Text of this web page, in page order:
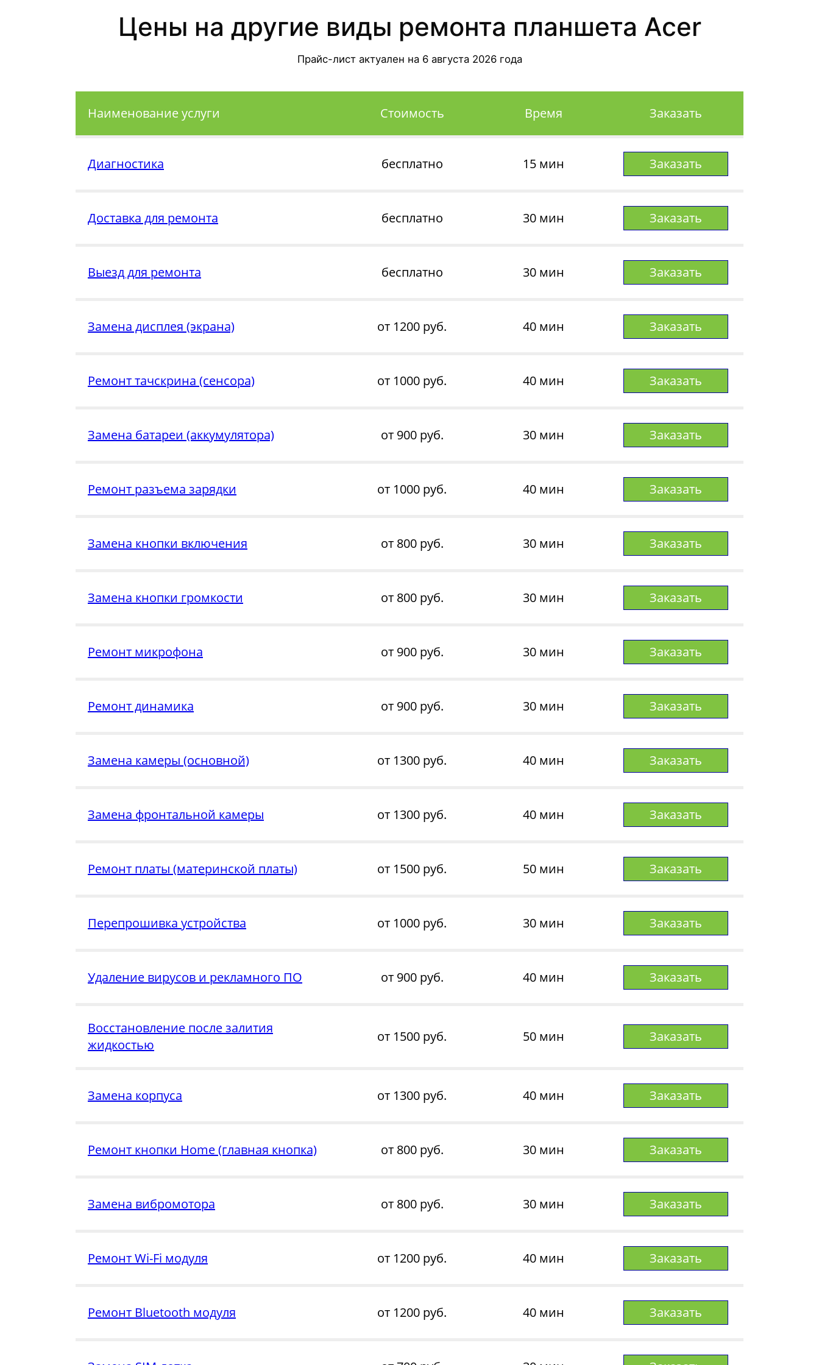
Цены на другие виды ремонта планшета Acer
Прайс-лист актуален на 6 августа 2026года
Наименование услуги Стоимость Время Заказать
Диагностика бесплатно 15 мин Заказать
Доставка для ремонта бесплатно 30 мин Заказать
Выезд для ремонта бесплатно 30 мин Заказать
Замена дисплея (экрана) от 1200 руб. 40 мин Заказать
Ремонт тачскрина (сенсора) от 1000 руб. 40 мин Заказать
Замена батареи (аккумулятора) от 900 руб. 30 мин Заказать
Ремонт разъема зарядки от 1000 руб. 40 мин Заказать
Замена кнопки включения от 800 руб. 30 мин Заказать
Замена кнопки громкости от 800 руб. 30 мин Заказать
Ремонт микрофона от 900 руб. 30 мин Заказать
Ремонт динамика от 900 руб. 30 мин Заказать
Замена камеры (основной) от 1300 руб. 40 мин Заказать
Замена фронтальной камеры от 1300 руб. 40 мин Заказать
Ремонт платы (материнской платы) от 1500 руб. 50 мин Заказать
Перепрошивка устройства от 1000 руб. 30 мин Заказать
Удаление вирусов и рекламного ПО от 900 руб. 40 мин Заказать
Восстановление после залития
жидкостью
от 1500 руб. 50 мин Заказать
Замена корпуса от 1300 руб. 40 мин Заказать
Ремонт кнопки Home (главная кнопка) от 800 руб. 30 мин Заказать
Замена вибромотора от 800 руб. 30 мин Заказать
Ремонт Wi-Fi модуля от 1200 руб. 40 мин Заказать
Ремонт Bluetooth модуля от 1200 руб. 40 мин Заказать